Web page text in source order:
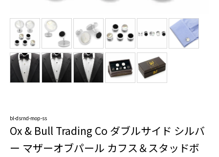
bl-dsrnd-mop-ss
Ox & Bull Trading Co ダブルサイド シルバ
ー マザーオブパール カフス＆スタッドボ